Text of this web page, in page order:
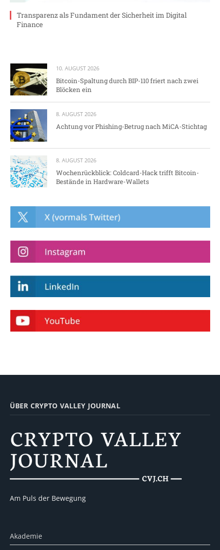
Transparenz als Fundament der Sicherheit im Digital
Finance
10. AUGUST 2026
Bitcoin-Spaltung durch BIP-110 friert nach zwei
Blöcken ein
8. AUGUST 2026
Achtung vor Phishing-Betrug nach MiCA-Stichtag
8. AUGUST 2026
Wochenrückblick: Coldcard-Hack trifft Bitcoin-
Bestände in Hardware-Wallets
ÜBER CRYPTO VALLEY JOURNAL
Am Puls der Bewegung
Akademie